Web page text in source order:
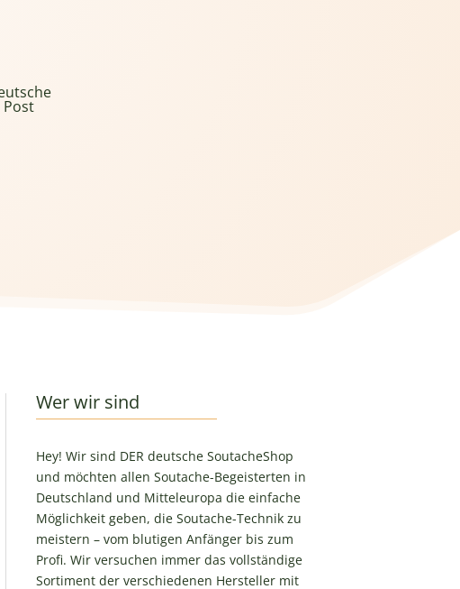
Post
Wer wir sind
Hey! Wir sind DER deutsche SoutacheShop
und möchten allen Soutache-Begeisterten in
Deutschland und Mitteleuropa die einfache
Möglichkeit geben, die Soutache-Technik zu
meistern – vom blutigen Anfänger bis zum
Profi. Wir versuchen immer das vollständige
Sortiment der verschiedenen Hersteller mit